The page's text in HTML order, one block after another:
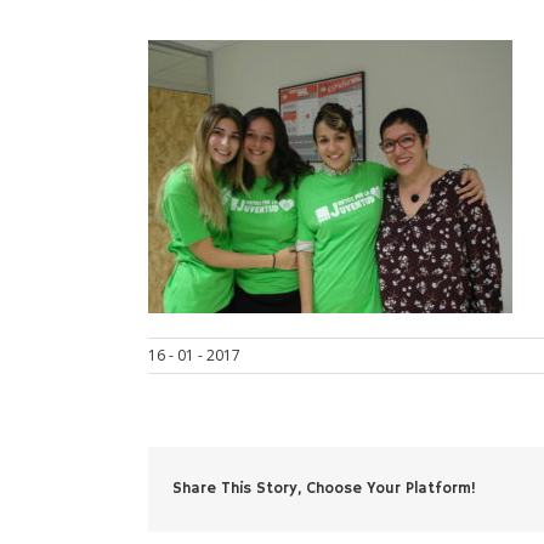
16 - 01 - 2017
Share This Story, Choose Your Platform!